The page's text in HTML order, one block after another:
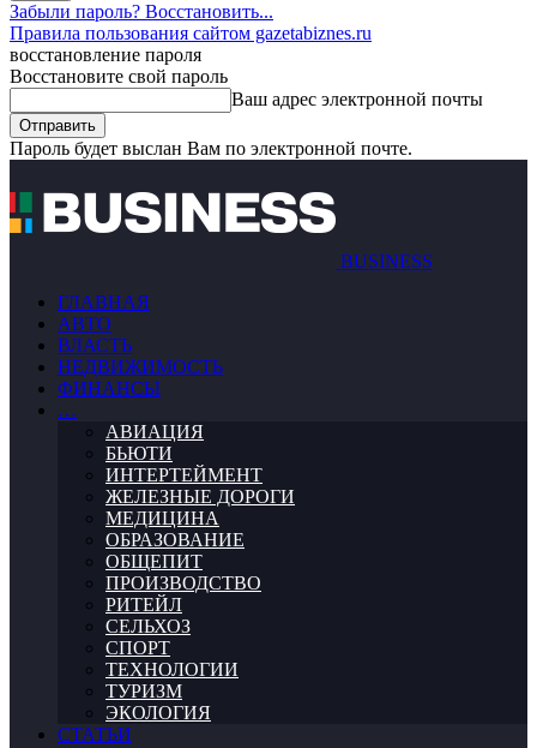
Забыли пароль? Восстановить...
Правила пользования сайтом gazetabiznes.ru
восстановление пароля
Восстановите свой пароль
Ваш адрес электронной почты
Пароль будет выслан Вам по электронной почте.
BUSINESS
ГЛАВНАЯ
АВТО
ВЛАСТЬ
НЕДВИЖИМОСТЬ
ФИНАНСЫ
…
АВИАЦИЯ
БЬЮТИ
ИНТЕРТЕЙМЕНТ
ЖЕЛЕЗНЫЕ ДОРОГИ
МЕДИЦИНА
ОБРАЗОВАНИЕ
ОБЩЕПИТ
ПРОИЗВОДСТВО
РИТЕЙЛ
СЕЛЬХОЗ
СПОРТ
ТЕХНОЛОГИИ
ТУРИЗМ
ЭКОЛОГИЯ
СТАТЬИ